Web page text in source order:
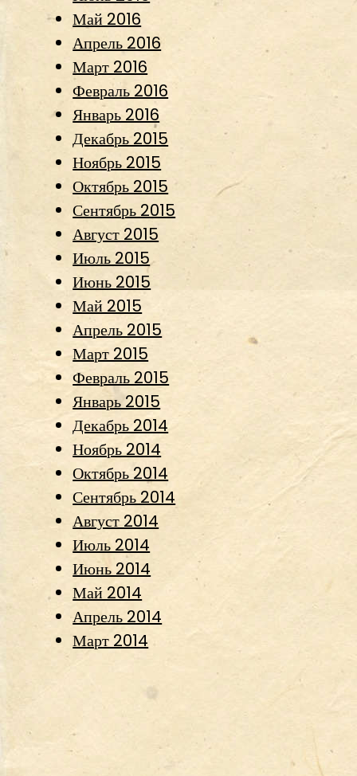
Май 2016
Апрель 2016
Март 2016
Февраль 2016
Январь 2016
Декабрь 2015
Ноябрь 2015
Октябрь 2015
Сентябрь 2015
Август 2015
Июль 2015
Июнь 2015
Май 2015
Апрель 2015
Март 2015
Февраль 2015
Январь 2015
Декабрь 2014
Ноябрь 2014
Октябрь 2014
Сентябрь 2014
Август 2014
Июль 2014
Июнь 2014
Май 2014
Апрель 2014
Март 2014